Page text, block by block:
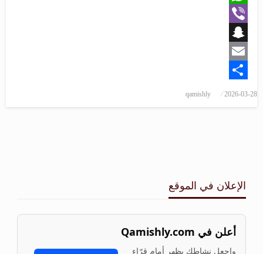
WhatsApp
Viber
Snapchat
Email
2026-03-28
qamishly
الإعلان في الموقع
أعلن في Qamishly.com
واجعل نشاطك يظهر أمام قرّاء